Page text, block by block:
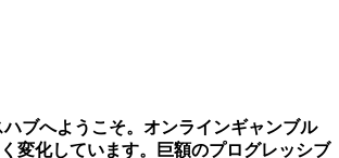
ハブへようこそ。オンラインギャンブル
変化しています。巨額のプログレッシブ